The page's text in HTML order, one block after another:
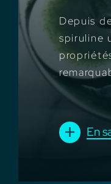
Depuis
spiruline
En